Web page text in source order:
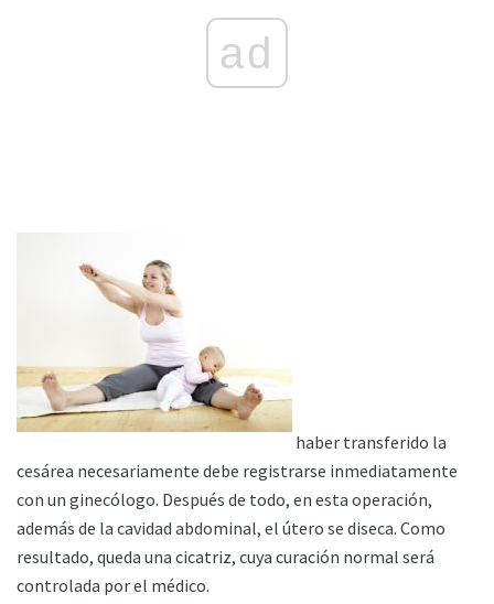
ad
haber transferido la
cesárea necesariamente debe registrarse inmediatamente
con un ginecólogo. Después de todo, en esta operación,
además de la cavidad abdominal, el útero se diseca. Como
resultado, queda una cicatriz, cuya curación normal será
controlada por el médico.